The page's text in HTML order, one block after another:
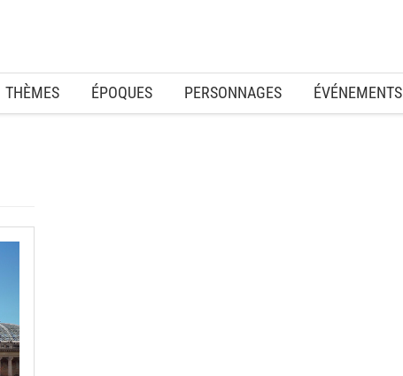
THÈMES ÉPOQUES PERSONNAGES ÉVÉNEMENTS